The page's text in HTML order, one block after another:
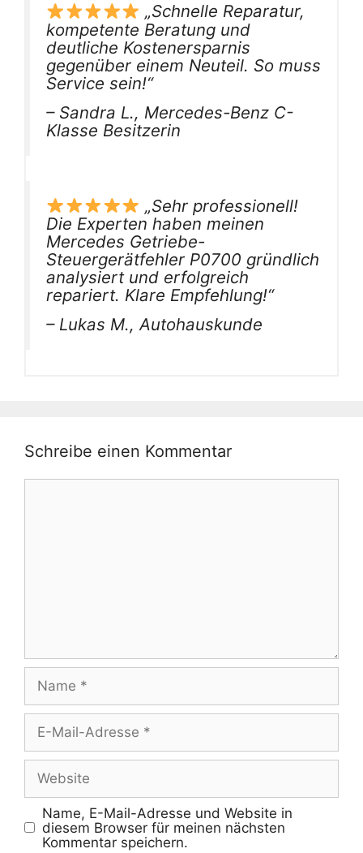
„Schnelle Reparatur,
kompetente Beratung und
deutliche Kostenersparnis
gegenüber einem Neuteil. So muss
Service sein!“
– Sandra L., Mercedes-Benz C-
Klasse Besitzerin
„Sehr professionell!
Die Experten haben meinen
Mercedes Getriebe-
Steuergerätfehler P0700 gründlich
analysiert und erfolgreich
repariert. Klare Empfehlung!“
– Lukas M., Autohauskunde
Schreibe einen Kommentar
Kommentar
Name
E-
Mail-
Adresse
Website
Name, E-Mail-Adresse und Website in
diesem Browser für meinen nächsten
Kommentar speichern.